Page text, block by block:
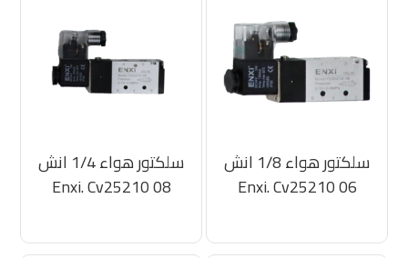
سلكتور هواء 1/8 انش
Enxi. Cv25210 06
سلكتور هواء 1/4 انش
Enxi. Cv25210 08